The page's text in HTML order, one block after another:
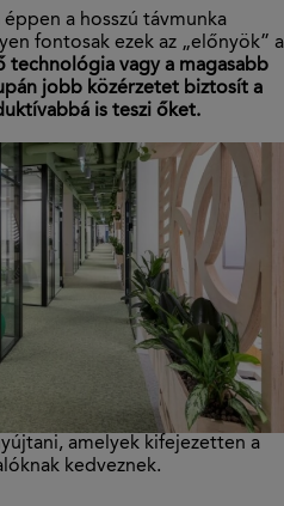
a hosszú távmunka
fontosak ezek az „előnyök” a
technológia vagy a magasabb
jobb közérzetet biztosít a
is teszi őket.
amelyek kifejezetten a
kedveznek.